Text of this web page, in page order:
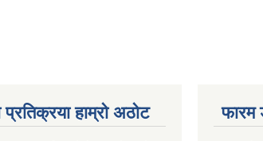
प्रतिक्रया हाम्रो अठोट फारम